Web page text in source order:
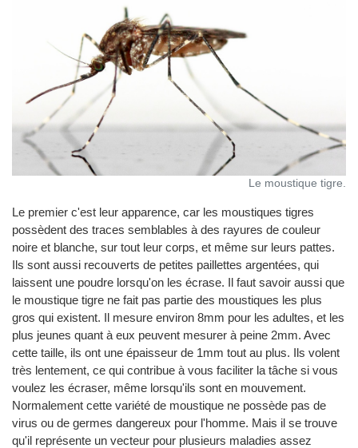
Le moustique tigre.
Le premier c'est leur apparence, car les moustiques tigres
possèdent des traces semblables à des rayures de couleur
noire et blanche, sur tout leur corps, et même sur leurs pattes.
Ils sont aussi recouverts de petites paillettes argentées, qui
laissent une poudre lorsqu'on les écrase. Il faut savoir aussi que
le moustique tigre ne fait pas partie des moustiques les plus
gros qui existent. Il mesure environ 8mm pour les adultes, et les
plus jeunes quant à eux peuvent mesurer à peine 2mm. Avec
cette taille, ils ont une épaisseur de 1mm tout au plus. Ils volent
très lentement, ce qui contribue à vous faciliter la tâche si vous
voulez les écraser, même lorsqu'ils sont en mouvement.
Normalement cette variété de moustique ne possède pas de
virus ou de germes dangereux pour l'homme. Mais il se trouve
qu'il représente un vecteur pour plusieurs maladies assez